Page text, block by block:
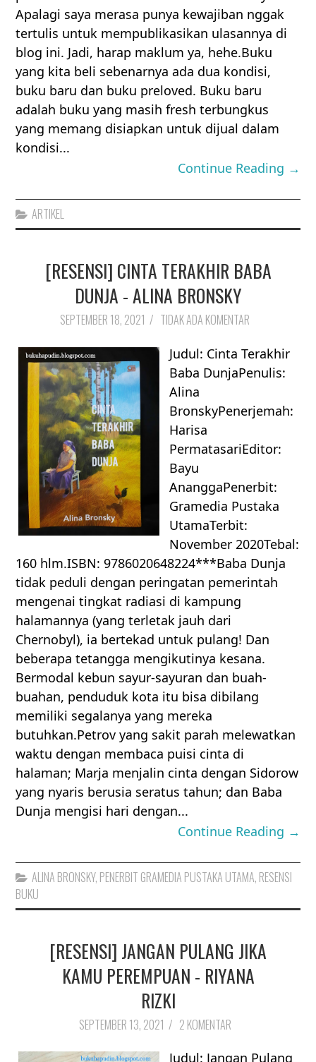
Apalagi saya merasa punya kewajiban nggak
tertulis untuk mempublikasikan ulasannya di
blog ini. Jadi, harap maklum ya, hehe.Buku
yang kita beli sebenarnya ada dua kondisi,
buku baru dan buku preloved. Buku baru
adalah buku yang masih fresh terbungkus
yang memang disiapkan untuk dijual dalam
kondisi...
Continue Reading →
ARTIKEL
[RESENSI] CINTA TERAKHIR BABA
DUNJA - ALINA BRONSKY
SEPTEMBER 18, 2021 / TIDAK ADA KOMENTAR
Judul: Cinta Terakhir
Baba DunjaPenulis:
Alina
BronskyPenerjemah:
Harisa
PermatasariEditor:
Bayu
AnanggaPenerbit:
Gramedia Pustaka
UtamaTerbit:
November 2020Tebal:
160 hlm.ISBN: 9786020648224***Baba Dunja
tidak peduli dengan peringatan pemerintah
mengenai tingkat radiasi di kampung
halamannya (yang terletak jauh dari
Chernobyl), ia bertekad untuk pulang! Dan
beberapa tetangga mengikutinya kesana.
Bermodal kebun sayur-sayuran dan buah-
buahan, penduduk kota itu bisa dibilang
memiliki segalanya yang mereka
butuhkan.Petrov yang sakit parah melewatkan
waktu dengan membaca puisi cinta di
halaman; Marja menjalin cinta dengan Sidorow
yang nyaris berusia seratus tahun; dan Baba
Dunja mengisi hari dengan...
Continue Reading →
ALINA BRONSKY, PENERBIT GRAMEDIA PUSTAKA UTAMA, RESENSI
BUKU
[RESENSI] JANGAN PULANG JIKA
KAMU PEREMPUAN - RIYANA
RIZKI
SEPTEMBER 13, 2021 / 2 KOMENTAR
Judul: Jangan Pulang